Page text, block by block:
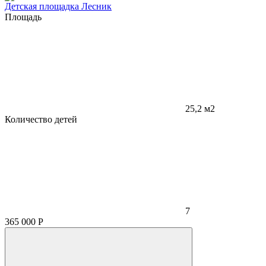
Детская площадка Лесник
Площадь
25,2 м2
Количество детей
7
365 000 Р